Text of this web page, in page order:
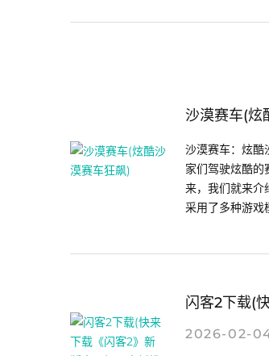
沙漠赛车(炫
沙漠赛车：炫酷
家们驾驶炫酷的
来，我们就来介
采用了多种游戏
闪客2下载(
2026-02-